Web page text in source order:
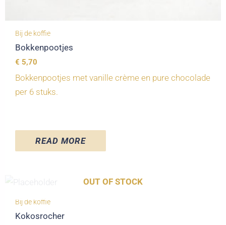
Bij de koffie
Bokkenpootjes
€ 5,70
Bokkenpootjes met vanille crème en pure chocolade
per 6 stuks.
READ MORE
OUT OF STOCK
Bij de koffie
Kokosrocher